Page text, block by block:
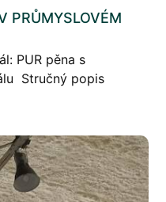
PRŮMYSLOVÉM
PUR pěna s
Stručný popis